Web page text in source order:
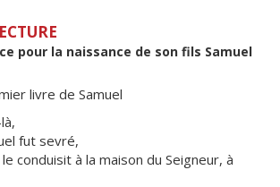
pour la naissance de son fils Samuel
livre de Samuel
fut sevré,
conduisit à la maison du Seigneur, à